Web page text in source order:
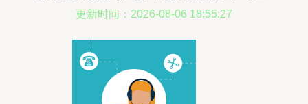
更新时间：2026-08-06 18:55:27